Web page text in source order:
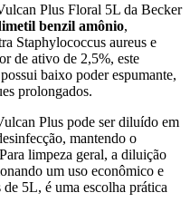
Plus Floral 5L da Becker
benzil amônio,
Staphylococcus aureus e
de ativo de 2,5%, este
baixo poder espumante,
prolongados.
Plus pode ser diluído em
mantendo o
limpeza geral, a diluição
um uso econômico e
5L, é uma escolha prática